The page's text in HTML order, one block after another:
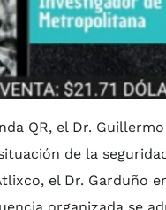
QR, el Dr.
de la
el Dr. Garduño